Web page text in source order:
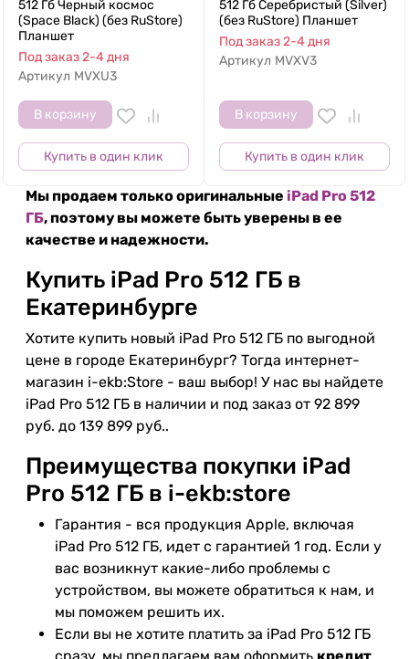
512 Гб Черный космос
(Space Black) (без RuStore)
Планшет
Под заказ 2-4 дня
Артикул MVXU3
В корзину
Купить в один клик
512 Гб Серебристый (Silver)
(без RuStore) Планшет
Под заказ 2-4 дня
Артикул MVXV3
В корзину
Купить в один клик
Мы продаем только оригинальные iPad Pro 512
ГБ, поэтому вы можете быть уверены в ее
качестве и надежности.
Купить iPad Pro 512 ГБ в
Екатеринбурге
Хотите купить новый iPad Pro 512 ГБ по выгодной
цене в городе Екатеринбург? Тогда интернет-
магазин i-ekb:Store - ваш выбор! У нас вы найдете
iPad Pro 512 ГБ в наличии и под заказ от 92 899
руб. до 139 899 руб..
Преимущества покупки iPad
Pro 512 ГБ в i-ekb:store
Гарантия - вся продукция Apple, включая
iPad Pro 512 ГБ, идет с гарантией 1 год. Если у
вас возникнут какие-либо проблемы с
устройством, вы можете обратиться к нам, и
мы поможем решить их.
Если вы не хотите платить за iPad Pro 512 ГБ